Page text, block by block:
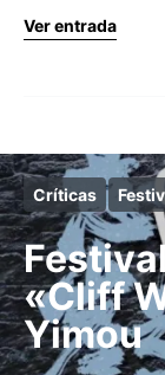
Ver entrada
Críticas
«Cliff
Yimou